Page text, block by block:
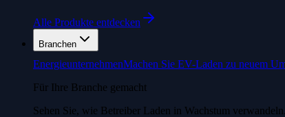
Alle Produkte entdecken
Branchen
EnergieunternehmenMachen Sie EV-Laden zu neuem
Für Ihre Branche gemacht
Sehen Sie, wie Betreiber Laden in Wachstum verwandeln.